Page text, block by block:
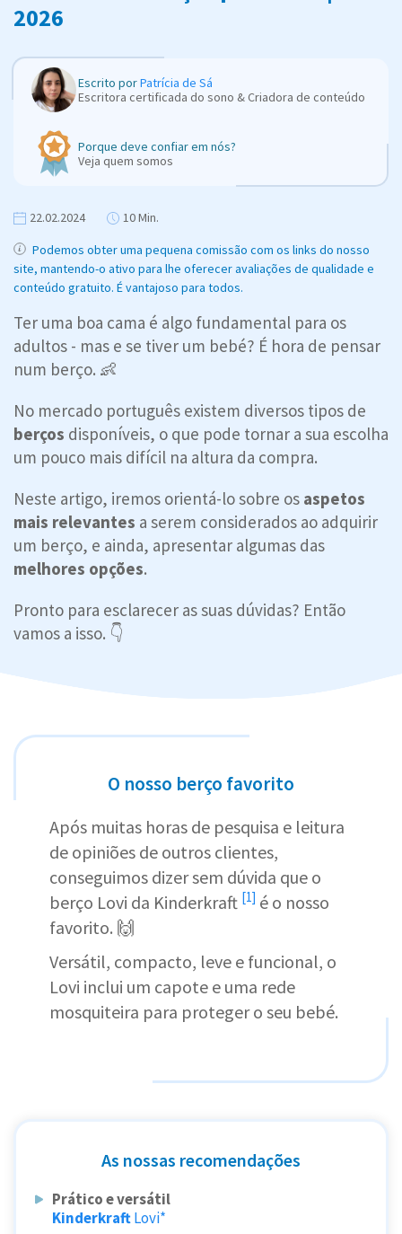
2026
Escrito porPatrícia de Sá
Escritora certificada do sono & Criadora de conteúdo
Porque deve confiar em nós?
Veja quem somos
22.02.2024
10 Min.
Podemos obter uma pequena comissão com os links do nosso
site, mantendo-o ativo para lhe oferecer avaliações de qualidade e
conteúdo gratuito. É vantajoso para todos.
Ter uma boa cama é algo fundamental para os
adultos - mas e se tiver um bebé? É hora de pensar
num berço. 👶
No mercado português existem diversos tipos de
berços disponíveis, o que pode tornar a sua escolha
um pouco mais difícil na altura da compra.
Neste artigo, iremos orientá-lo sobre os aspetos
mais relevantes a serem considerados ao adquirir
um berço, e ainda, apresentar algumas das
melhores opções.
Pronto para esclarecer as suas dúvidas? Então
vamos a isso. 👇
O nosso berço favorito
Após muitas horas de pesquisa e leitura
de opiniões de outros clientes,
conseguimos dizer sem dúvida que o
berço Lovi da Kinderkraft [1] é o nosso
favorito. 🙌
Versátil, compacto, leve e funcional, o
Lovi inclui um capote e uma rede
mosquiteira para proteger o seu bebé.
As nossas recomendações
Prático e versátil
KinderkraftLovi*